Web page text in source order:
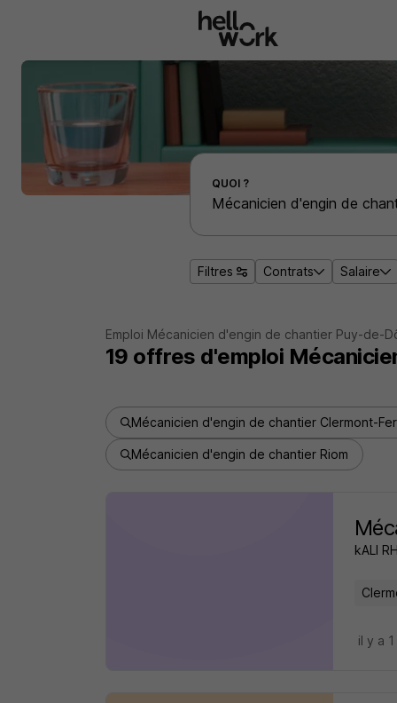
Effectuer une recherche d'emploi par localité
QUOI ?
Filtres Contrats Salaire
Emploi Mécanicien d'engin de chantier Puy-de-
19 offres d'emploi
Mécanicien d'engin de chantier Clermont-
Mécanicien d'engin de chantier Riom
kALI
il y a